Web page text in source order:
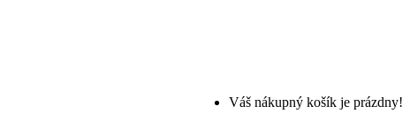
Váš nákupný košík je prázdny!